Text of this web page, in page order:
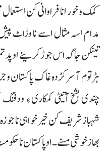
کمک و خور انا فراوانی کن
مدام اسہ مثال اسے نا وڑاٹ
تینکن جاگہ اس جوڑ کرینے او
ہڑتوم آ سرکڑدہ غاک پاکستان و
چندی بشخ آتیٹی کمکاری ءِ
شہباز شریف کن خیرخواہی نا
بھاز خوشی مسنے۔ اوپاکستان نا